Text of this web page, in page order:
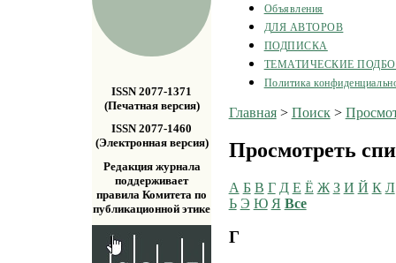
ISSN 2077-1371
(Печатная версия)
ISSN 2077-1460
(Электронная версия)
Редакция журнала
поддерживает
правила Комитета по
публикационной этике
Объявления
ДЛЯ АВТОРОВ
ПОДПИСКА
ТЕМАТИЧЕСКИЕ
Политика
Главная> Поиск>
Просмотреть
А Б В Г Д Е Ё Ж З И Й К Л
Ь Э Ю Я Все
Г